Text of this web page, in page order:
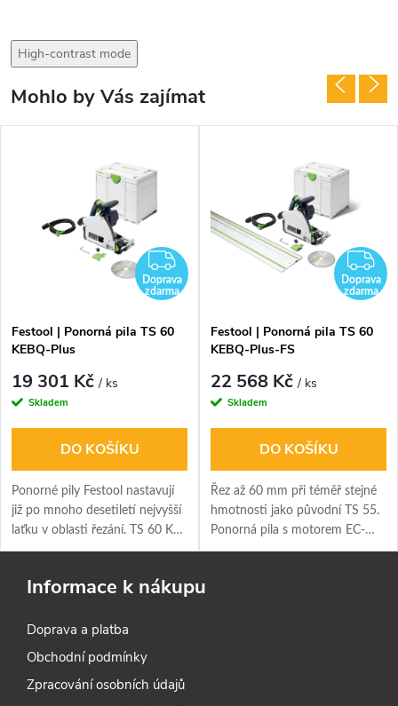
High-contrast mode
Mohlo by Vás zajímat
ZDARMA
Doprava
zdarma
Festool | Ponorná pila TS 60
KEBQ-Plus
19 301 Kč/ ks
Skladem
DO KOŠÍKU
Ponorné pily Festool nastavují
již po mnoho desetiletí nejvyšší
laťku v oblasti řezání. TS 60 K
znamená opět novou definici
Doprava
zdarma
Festool | Ponorná pila TS 60
KEBQ-Plus-FS
22 568 Kč/ ks
Skladem
DO KOŠÍKU
Řez až 60 mm při téměř stejné
hmotnosti jako původní TS 55.
Ponorná pila s motorem EC-
TEC, ochranou KickbackStop a
Informace k nákupu
Doprava a platba
Obchodní podmínky
Zpracování osobních údajů